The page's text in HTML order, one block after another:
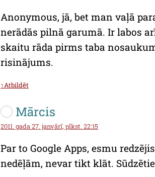
Anonymous, jā, bet man vaļā
nerādās pilnā garumā. Ir labos
skaitu rāda pirms taba
risinājums.
↑Atbildēt
Mārcis
2011. gada 27. janvārī, plkst. 22:15
Par to Google Apps, esmu
nedēļām, nevar tikt klāt.